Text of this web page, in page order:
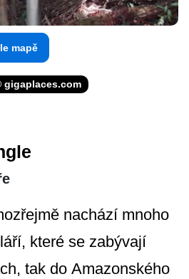
mapě
gigaplaces.com
nachází mnoho
které se zabývají
tak do Amazonského